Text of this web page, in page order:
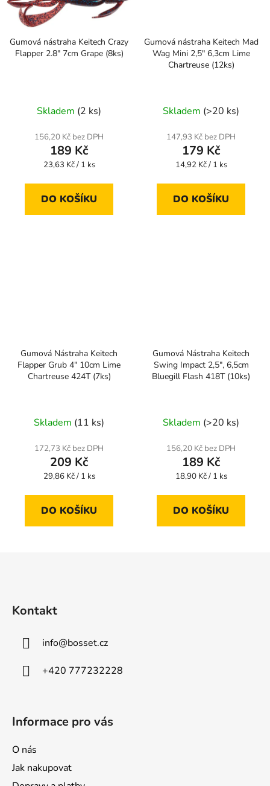
Gumová nástraha Keitech Crazy
Flapper 2.8" 7cm Grape (8ks)
Skladem (2 ks)
156,20 Kč bez DPH
189 Kč
Měrná
23,63 Kč / 1 ks
DO KOŠÍKU
Gumová nástraha Keitech Mad
Wag Mini 2,5" 6,3cm Lime
Chartreuse (12ks)
Skladem (>20 ks)
147,93 Kč bez DPH
179 Kč
Měrná
14,92 Kč / 1 ks
DO KOŠÍKU
Gumová Nástraha Keitech
Flapper Grub 4" 10cm Lime
Chartreuse 424T (7ks)
Skladem (11 ks)
172,73 Kč bez DPH
209 Kč
Měrná
29,86 Kč / 1 ks
DO KOŠÍKU
Gumová Nástraha Keitech
Swing Impact 2,5", 6,5cm
Bluegill Flash 418T (10ks)
Skladem (>20 ks)
156,20 Kč bez DPH
189 Kč
Měrná
18,90 Kč / 1 ks
DO KOŠÍKU
Kontakt
info@bosset.cz
+420 777232228
Informace pro vás
O nás
Jak nakupovat